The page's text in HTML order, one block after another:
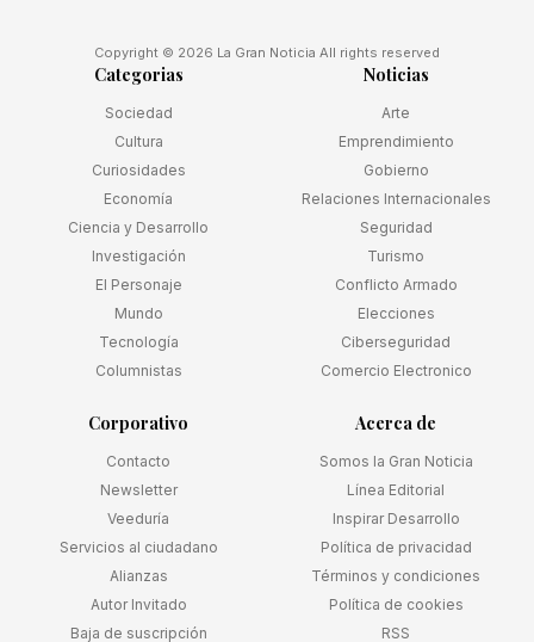
Copyright © 2026 La Gran Noticia All rights reserved
Categorias
Sociedad
Cultura
Curiosidades
Economía
Ciencia y Desarrollo
Investigación
El Personaje
Mundo
Tecnología
Columnistas
Noticias
Arte
Emprendimiento
Gobierno
Relaciones Internacionales
Seguridad
Turismo
Conflicto Armado
Elecciones
Ciberseguridad
Comercio Electronico
Corporativo
Contacto
Newsletter
Veeduría
Servicios al ciudadano
Alianzas
Autor Invitado
Baja de suscripción
Acerca de
Somos la Gran Noticia
Línea Editorial
Inspirar Desarrollo
Política de privacidad
Términos y condiciones
Política de cookies
RSS